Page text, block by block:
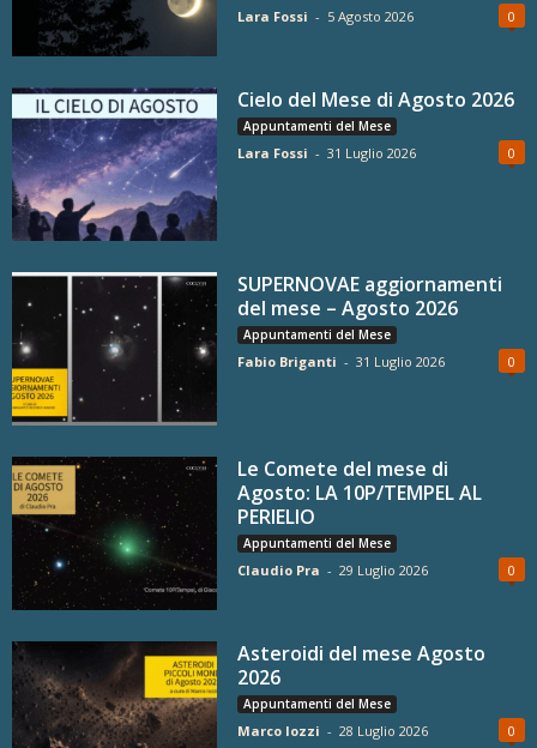
Lara Fossi - 5 Agosto 2026 0
Cielo del Mese di Agosto 2026
Appuntamenti del Mese
Lara Fossi - 31 Luglio 2026 0
SUPERNOVAE aggiornamenti
del mese – Agosto 2026
Appuntamenti del Mese
Fabio Briganti - 31 Luglio 2026 0
Le Comete del mese di
Agosto: LA 10P/TEMPEL AL
PERIELIO
Appuntamenti del Mese
Claudio Pra - 29 Luglio 2026 0
Asteroidi del mese Agosto
2026
Appuntamenti del Mese
Marco Iozzi - 28 Luglio 2026 0